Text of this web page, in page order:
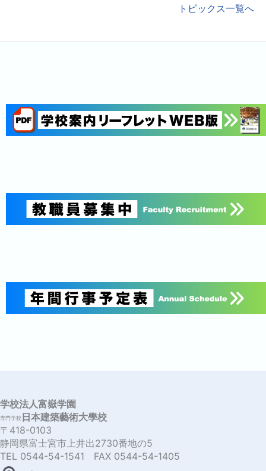
トピックス一覧へ
学校法人富嶽学園
専門学校 日本建築藝術大學校
〒418-0103
静岡県富士宮市上井出2730番地の5
TEL 0544-54-1541 FAX 0544-54-1405